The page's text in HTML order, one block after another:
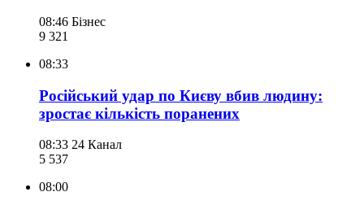
08:46 Бізнес
9 321
08:33
Російський удар по Києву вбив людину:
зростає кількість поранених
08:33 24 Канал
5 537
08:00